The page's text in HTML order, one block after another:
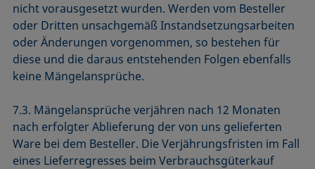
nicht vorausgesetzt wurden. Werden vom Besteller
oder Dritten unsachgemäß Instandsetzungsarbeiten
oder Änderungen vorgenommen, so bestehen für
diese und die daraus entstehenden Folgen ebenfalls
keine Mängelansprüche.
7.3. Mängelansprüche verjähren nach 12 Monaten
nach erfolgter Ablieferung der von uns gelieferten
Ware bei dem Besteller. Die Verjährungsfristen im Fall
eines Lieferregresses beim Verbrauchsgüterkauf